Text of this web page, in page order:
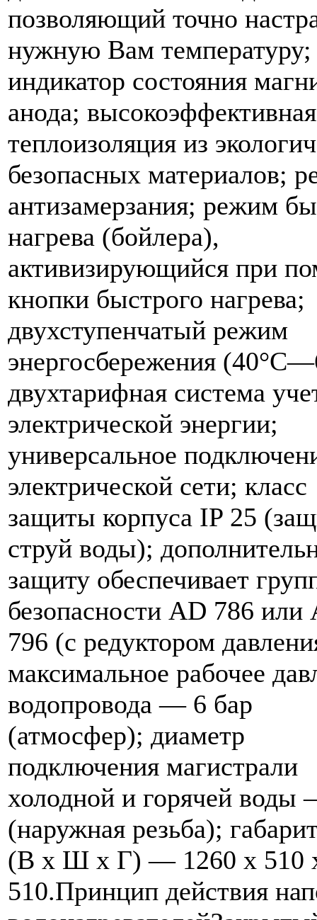
позволяющий точно
нужную Вам температуру;
индикатор состояния
анода; высокоэффективная
теплоизоляция из
безопасных материалов;
антизамерзания; режим
нагрева (бойлера),
активизирующийся при
кнопки быстрого нагрева;
двухступенчатый режим
энергосбережения
двухтарифная система
электрической энергии;
универсальное
электрической сети; класс
защиты корпуса IP 25
струй воды);
защиту обеспечивает
безопасности AD 786 или
796 (с редуктором
максимальное рабочее
водопровода — 6 бар
(атмосфер); диаметр
подключения магистрали
холодной и горячей
(наружная резьба);
(В х Ш х Г) — 1260 х 510
510.Принцип действия